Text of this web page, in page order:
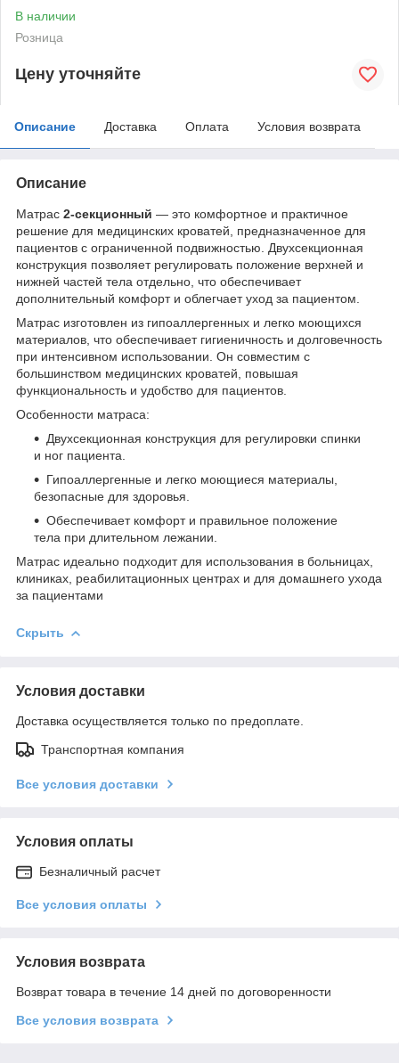
В наличии
Розница
Цену уточняйте
Описание Доставка Оплата Условия возврата
Описание
Матрас 2-секционный — это комфортное и практичное
решение для медицинских кроватей, предназначенное для
пациентов с ограниченной подвижностью. Двухсекционная
конструкция позволяет регулировать положение верхней и
нижней частей тела отдельно, что обеспечивает
дополнительный комфорт и облегчает уход за пациентом.
Матрас изготовлен из гипоаллергенных и легко моющихся
материалов, что обеспечивает гигиеничность и долговечность
при интенсивном использовании. Он совместим с
большинством медицинских кроватей, повышая
функциональность и удобство для пациентов.
Особенности матраса:
Двухсекционная конструкция для регулировки спинки
и ног пациента.
Гипоаллергенные и легко моющиеся материалы,
безопасные для здоровья.
Обеспечивает комфорт и правильное положение
тела при длительном лежании.
Матрас идеально подходит для использования в больницах,
клиниках, реабилитационных центрах и для домашнего ухода
за пациентами
Скрыть
Условия доставки
Доставка осуществляется только по предоплате.
Транспортная компания
Все условия доставки
Условия оплаты
Безналичный расчет
Все условия оплаты
Условия возврата
Возврат товара в течение 14 дней по договоренности
Все условия возврата